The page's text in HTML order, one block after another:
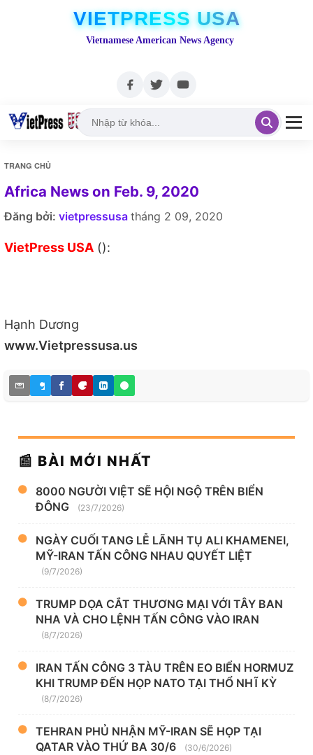
VIETPRESS USA
Vietnamese American News Agency
TRANG CHỦ
Africa News on Feb. 9, 2020
Đăng bởi: vietpressusa tháng 2 09, 2020
VietPress USA ():
Hạnh Dương
www.Vietpressusa.us
📰 BÀI MỚI NHẤT
8000 NGƯỜI VIỆT SẼ HỘI NGỘ TRÊN BIỂN
ĐÔNG
(23/7/2026)
NGÀY CUỐI TANG LỄ LÃNH TỤ ALI KHAMENEI,
MỸ-IRAN TẤN CÔNG NHAU QUYẾT LIỆT
(9/7/2026)
TRUMP DỌA CẮT THƯƠNG MẠI VỚI TÂY BAN
NHA VÀ CHO LỆNH TẤN CÔNG VÀO IRAN
(8/7/2026)
IRAN TẤN CÔNG 3 TÀU TRÊN EO BIỂN HORMUZ
KHI TRUMP ĐẾN HỌP NATO TẠI THỔ NHĨ KỲ
(8/7/2026)
TEHRAN PHỦ NHẬN MỸ-IRAN SẼ HỌP TẠI
QATAR VÀO THỨ BA 30/6
(30/6/2026)